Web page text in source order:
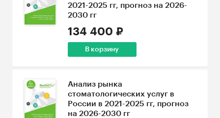
2021-2025 гг, прогноз на 2026-
2030 гг
134 400 ₽
В корзину
Анализ рынка
стоматологических услуг в
России в 2021-2025 гг, прогноз
на 2026-2030 гг